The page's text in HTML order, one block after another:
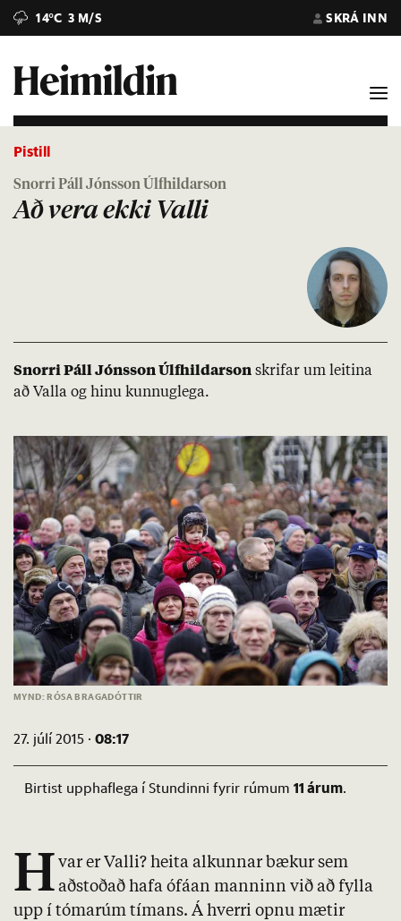
14°C 3 M/S SKRÁ INN
Pistill
Snorri Páll Jónsson Úlfhildarson
Að vera ekki Valli
Snorri Páll Jóns­son Úlf­hild­ar­son skrif­ar um leit­ina
að Valla og hinu kunn­ug­lega.
MYND: RÓSA BRAGADÓTTIR
27. júlí 2015 · 08:17
Birtist upphaflega í Stundinni fyrir rúmum 11 árum.
H var er Valli? heita alkunnar bækur sem
aðstoðað hafa ófáan manninn við að fylla
upp í tómarúm tímans. Á hverri opnu mætir